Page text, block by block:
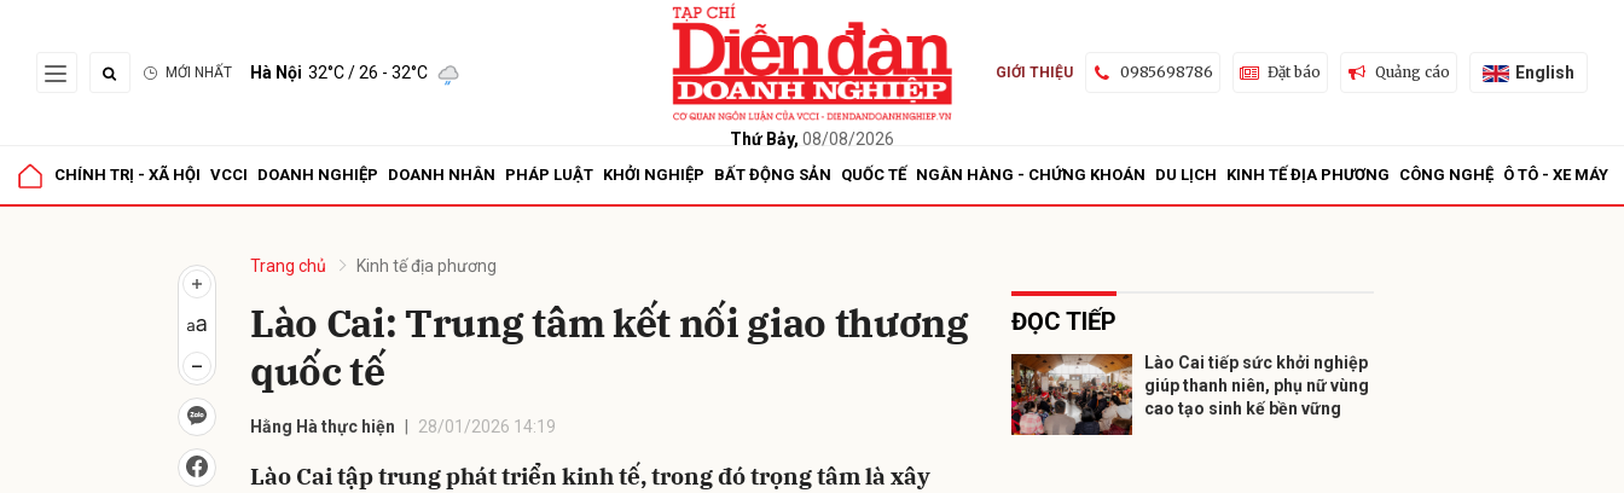
MỚI NHẤT Hà Nội 32°C/ 26 - 32°C
Thứ Bảy, 08/08/2026
GIỚI THIỆU 0985698786 Đặt báo Quảng cáo English
CHÍNH TRỊ - XÃ HỘI VCCI DOANH NGHIỆP DOANH NHÂN PHÁP LUẬT KHỞI NGHIỆP BẤT ĐỘNG SẢN QUỐC TẾ NGÂN HÀNG - CHỨNG KHOÁN DU LỊCH KINH TẾ ĐỊA PHƯƠNG CÔNG NGHỆ Ô TÔ - XE MÁY
Trang chủ Kinh tế địa phương
Lào Cai: Trung tâm kết nối giao thương
quốc tế
Hằng Hà thực hiện 28/01/2026 14:19
Lào Cai tập trung phát triển kinh tế, trong đó trọng tâm là xây
ĐỌC TIẾP
Lào Cai tiếp sức khởi nghiệp
giúp thanh niên, phụ nữ vùng
cao tạo sinh kế bền vững
Gửi